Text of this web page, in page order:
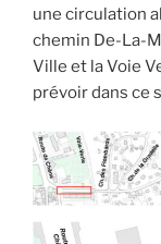
une circulation
chemin De-La-
Ville et la Voie
prévoir dans ce